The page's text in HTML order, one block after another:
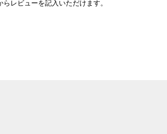
らレビューを記入いただけます。